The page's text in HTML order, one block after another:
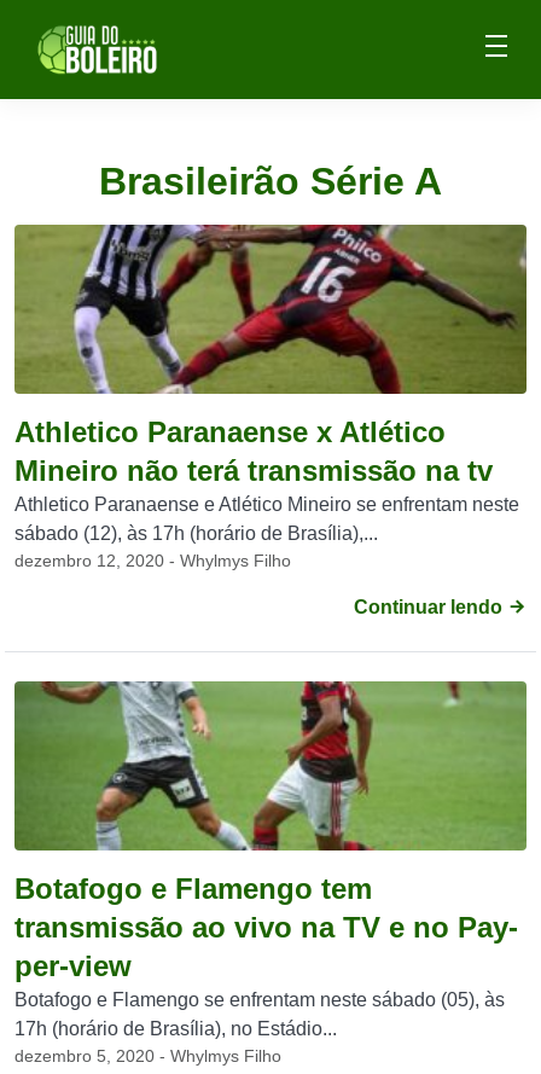
Brasileirão Série A
Athletico Paranaense x Atlético
Mineiro não terá transmissão na tv
Athletico Paranaense e Atlético Mineiro se enfrentam neste
sábado (12), às 17h (horário de Brasília),...
dezembro 12, 2020 - Whylmys Filho
Continuar lendo
Botafogo e Flamengo tem
transmissão ao vivo na TV e no Pay-
per-view
Botafogo e Flamengo se enfrentam neste sábado (05), às
17h (horário de Brasília), no Estádio...
dezembro 5, 2020 - Whylmys Filho